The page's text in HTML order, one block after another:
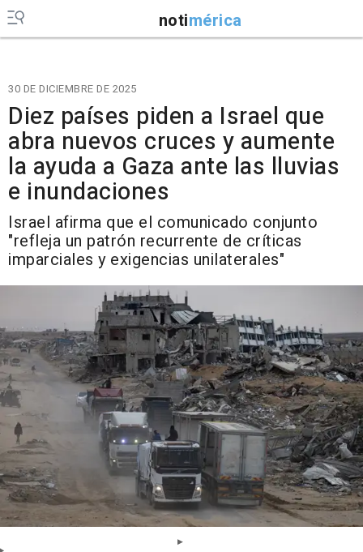
notimérica
30 DE DICIEMBRE DE 2025
Diez países piden a Israel que
abra nuevos cruces y aumente
la ayuda a Gaza ante las lluvias
e inundaciones
Israel afirma que el comunicado conjunto
"refleja un patrón recurrente de críticas
imparciales y exigencias unilaterales"